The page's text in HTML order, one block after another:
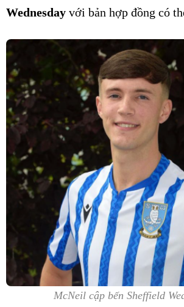
Wednesday với bản hợp đồng có
McNeil cập bến Sheffield